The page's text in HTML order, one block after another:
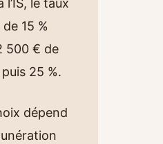
l’IS, le taux
15 %
500 € de
25 %.
dépend